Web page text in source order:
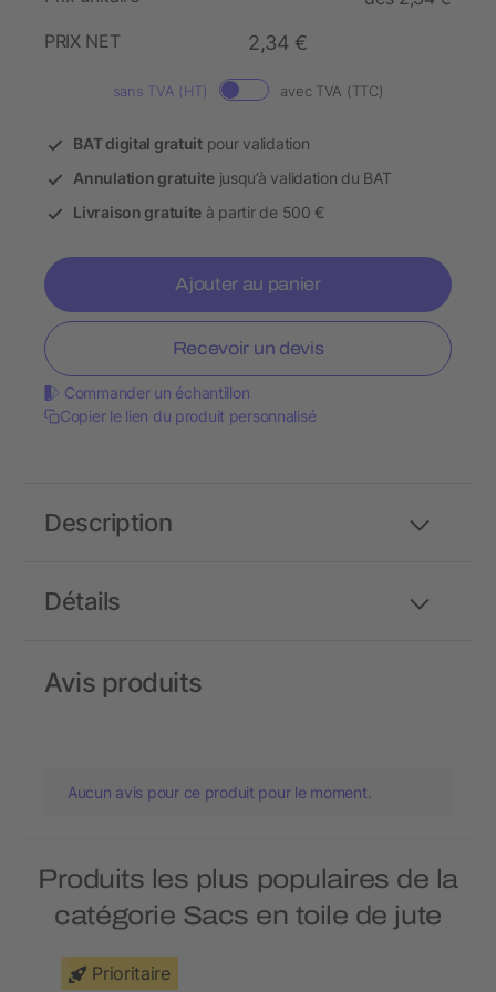
PRIX NET
2,34 €
sans TVA (HT) avec TVA (TTC)
BAT digital gratuitpour validation
Annulation gratuitejusqu’à validation du BAT
Livraison gratuite à partir de 500 €
Ajouter au panier
Recevoir un devis
Commander un échantillon
Copier le lien du produit personnalisé
Détails
Description
Avis produits
Aucun avis pour ce produit pour le moment.
Produits les plus populaires de la
catégorie Sacs en toile de jute
Prioritaire